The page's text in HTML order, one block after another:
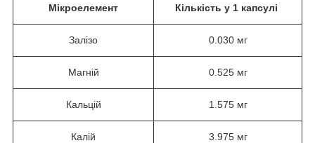
Мікроелемент Кількість у 1 капсулі
Залізо 0.030 мг
Магній 0.525 мг
Кальцій 1.575 мг
Калій 3.975 мг